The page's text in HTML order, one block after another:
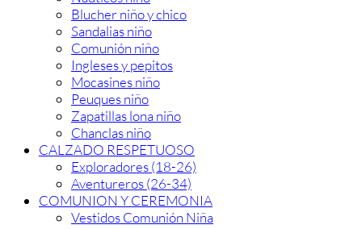
Blucher niño y chico
Sandalias niño
Comunión niño
Ingleses y pepitos
Mocasines niño
Peuques niño
Zapatillas lona niño
Chanclas niño
CALZADO RESPETUOSO
Exploradores (18-26)
Aventureros (26-34)
COMUNION Y CEREMONIA
Vestidos Comunión Niña